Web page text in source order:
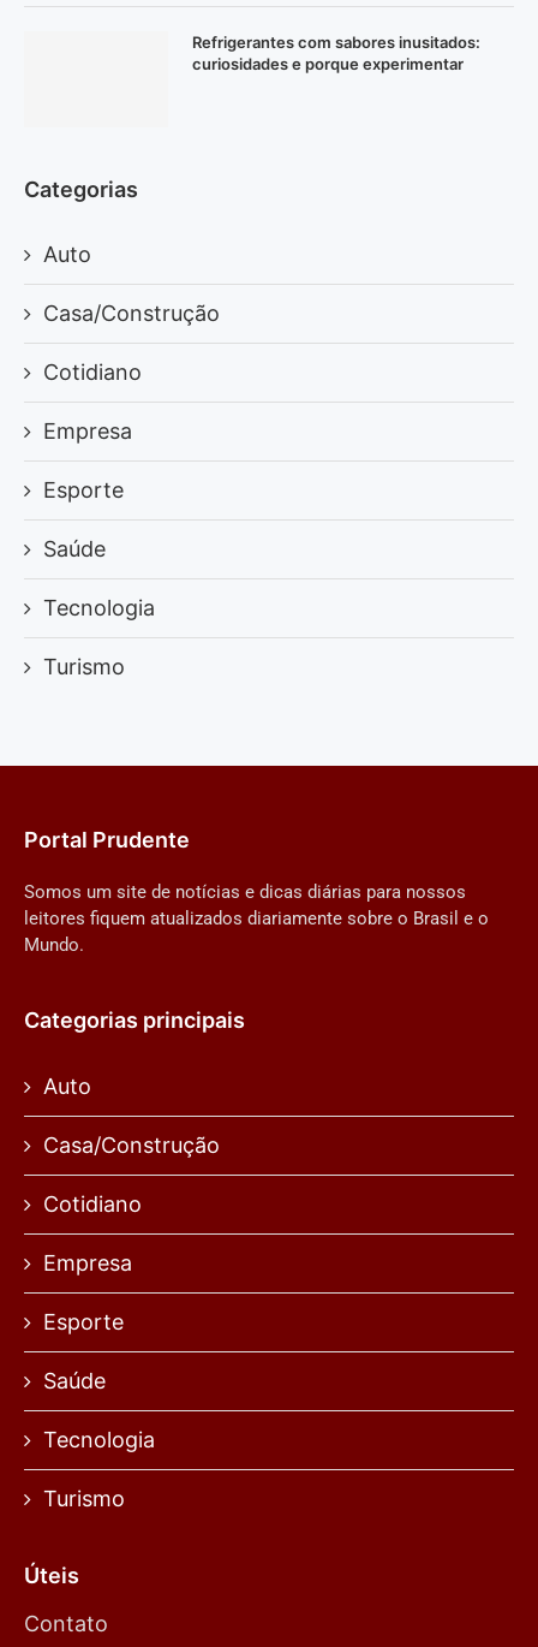
Refrigerantes com sabores inusitados:
curiosidades e porque experimentar
Categorias
Auto
Casa/Construção
Cotidiano
Empresa
Esporte
Saúde
Tecnologia
Turismo
Portal Prudente
Somos um site de notícias e dicas diárias para nossos
leitores fiquem atualizados diariamente sobre o Brasil e o
Mundo.
Categorias principais
Auto
Casa/Construção
Cotidiano
Empresa
Esporte
Saúde
Tecnologia
Turismo
Úteis
Contato